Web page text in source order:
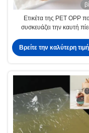
Ετικέτα της PET OPP
συσκευάζει την καυτή
μετάλλων συγκολλητική
ευαίσθητη κόλλα
Βρείτε την καλύτερη τιμή